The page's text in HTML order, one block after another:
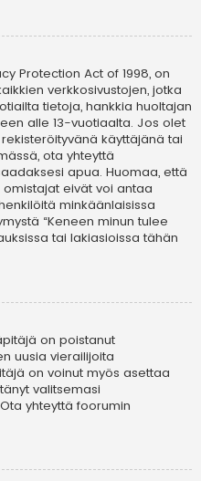
Protection Act of 1998, on
verkkosivustojen, jotka
tietoja, hankkia huoltajan
alle 13-vuotiaalta. Jos olet
käyttäjänä tai
ota yhteyttä
apua. Huomaa, että
eivät voi antaa
minkäänlaisissa
“Keneen minun tulee
tai lakiasioissa tähän
on poistanut
uusia vierailijoita
on voinut myös asettaa
valitsemasi
yhteyttä foorumin